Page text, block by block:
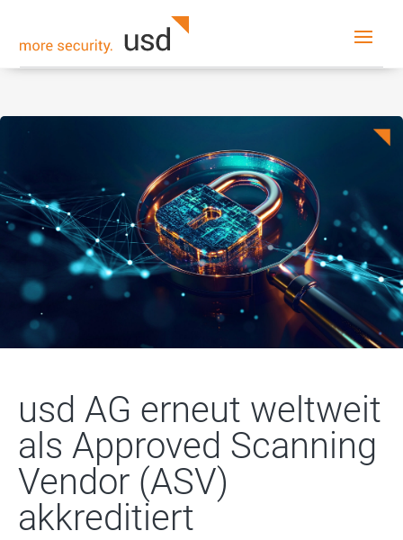
usd AG erneut weltweit
als Approved Scanning
Vendor (ASV)
akkreditiert